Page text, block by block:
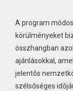
A program
körülményeket
összhangban
ajánlásokkal,
jelentős
szélsőséges